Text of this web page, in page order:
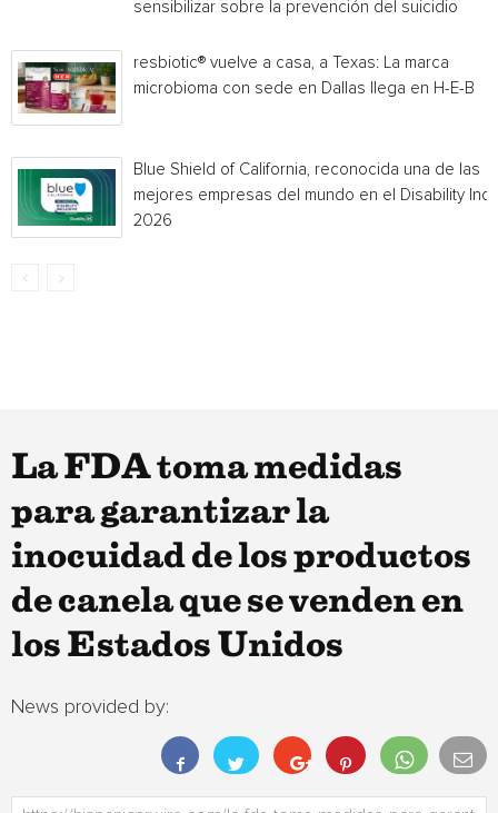
sensibilizar sobre la prevención del suicidio
resbiotic® vuelve a casa, a Texas: La marca
microbioma con sede en Dallas llega en H-E-B
Blue Shield of California, reconocida una de las
mejores empresas del mundo en el Disability
2026
La FDA toma medidas
para garantizar la
inocuidad de los productos
de canela que se venden en
los Estados Unidos
News provided by: